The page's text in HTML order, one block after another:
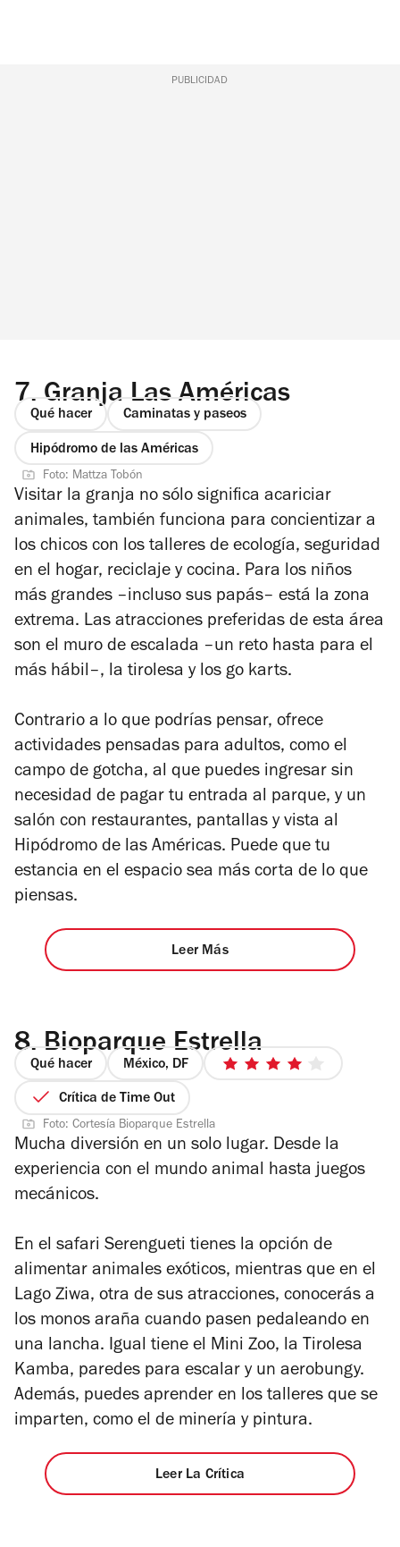
PUBLICIDAD
7. Granja Las Américas
Qué hacer Caminatas y paseos
Hipódromo de las Américas
Foto: Mattza Tobón
Visitar la granja no sólo significa acariciar
animales, también funciona para concientizar a
los chicos con los talleres de ecología, seguridad
en el hogar, reciclaje y cocina. Para los niños
más grandes –incluso sus papás– está la zona
extrema. Las atracciones preferidas de esta área
son el muro de escalada –un reto hasta para el
más hábil–, la tirolesa y los go karts.
Contrario a lo que podrías pensar, ofrece
actividades pensadas para adultos, como el
campo de gotcha, al que puedes ingresar sin
necesidad de pagar tu entrada al parque, y un
salón con restaurantes, pantallas y vista al
Hipódromo de las Américas. Puede que tu
estancia en el espacio sea más corta de lo que
piensas.
Leer Más
8. Bioparque Estrella
Qué hacer México, DF
4
estrellas
Crítica de Time Out
Foto: Cortesía Bioparque Estrella
Mucha diversión en un solo lugar. Desde la
experiencia con el mundo animal hasta juegos
mecánicos.
En el safari Serengueti tienes la opción de
alimentar animales exóticos, mientras que en el
Lago Ziwa, otra de sus atracciones, conocerás a
los monos araña cuando pasen pedaleando en
una lancha. Igual tiene el Mini Zoo, la Tirolesa
Kamba, paredes para escalar y un aerobungy.
Además, puedes aprender en los talleres que se
imparten, como el de minería y pintura.
Leer La Crítica